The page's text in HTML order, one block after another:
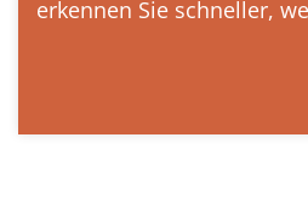
erkennen Sie schneller,